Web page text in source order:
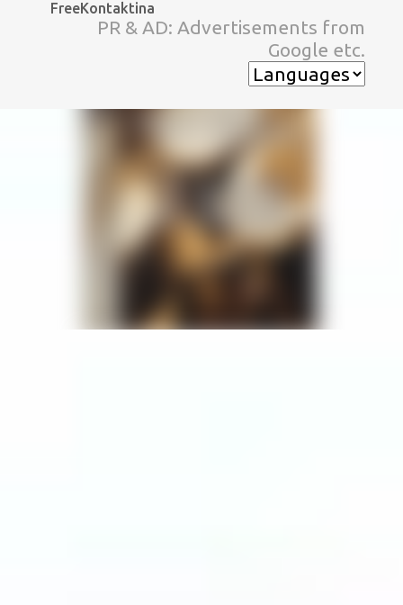
スキップしてメイン コンテンツに移動
FreeKontaktina
PR & AD: Advertisements from
Google etc.